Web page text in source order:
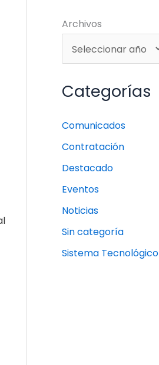
Archivos
Categorías
Comunicados
Contratación
Destacado
Eventos
Noticias
Sin categoría
Sistema Tecnológico